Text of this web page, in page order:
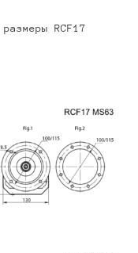
RCF17